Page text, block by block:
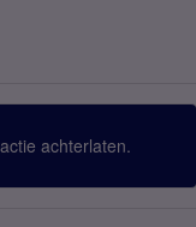
achterlaten.